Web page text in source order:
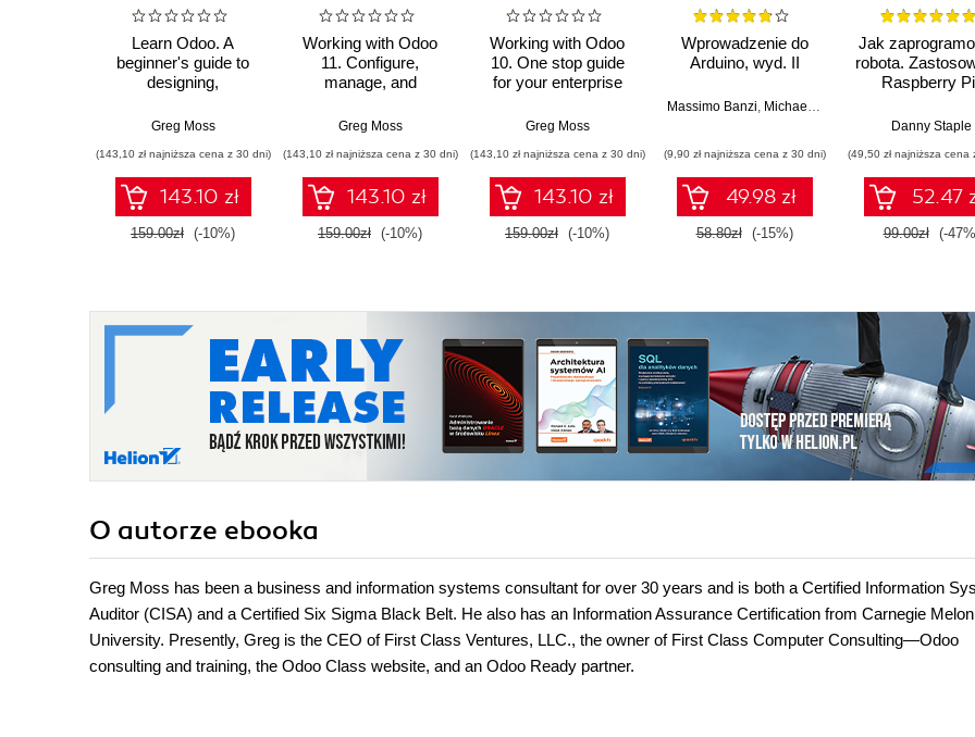
Learn Odoo. A
beginner's guide to
designing,
customizing business
Odoo
Greg Moss
(143,10 zł najniższa cena z 30 dni)
143.10 zł
159.00zł (-10%)
Working with Odoo
11. Configure,
manage, and
system - Third
Greg Moss
(143,10 zł najniższa cena z 30 dni)
143.10 zł
159.00zł (-10%)
Working with Odoo
10. One stop guide
for your enterprise
Edition
Greg Moss
(143,10 zł najniższa cena z 30 dni)
143.10 zł
159.00zł (-10%)
Wprowadzenie do
Arduino, wyd. II
Massimo Banzi, Michael Shiloh
(9,90 zł najniższa cena z 30 dni)
49.98 zł
58.80zł (-15%)
Jak
robota.
Raspberry
Danny Staple
(49,50 zł najniższa cena
52.47
99.00zł (-
O autorze ebooka
Greg Moss has been a business and information systems consultant for over 30 years and is both a Certified Information
Auditor (CISA) and a Certified Six Sigma Black Belt. He also has an Information Assurance Certification from Carnegie Melon
University. Presently, Greg is the CEO of First Class Ventures, LLC., the owner of First Class Computer Consulting—Odoo
consulting and training, the Odoo Class website, and an Odoo Ready partner.